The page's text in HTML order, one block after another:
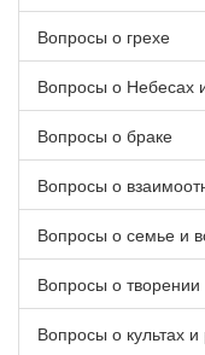
Вопросы о грехе
Вопросы о Небесах
Вопросы о браке
Вопросы о
Вопросы о семье и
Вопросы о творении
Вопросы о культах и